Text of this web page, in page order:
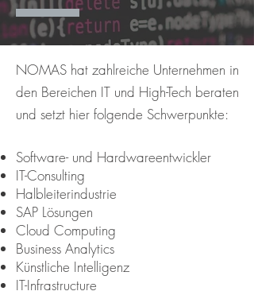
NOMAS hat zahlreiche Unternehmen in
den Bereichen IT und High-Tech beraten
und setzt hier folgende Schwerpunkte:
Software- und Hardwareentwickler
IT-Consulting
Halbleiterindustrie
SAP Lösungen
Cloud Computing
Business Analytics
Künstliche Intelligenz
IT-Infrastructure